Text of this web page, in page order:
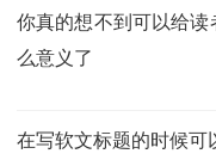
你真的想不到可以给
么意义了
在写软文标题的时候可